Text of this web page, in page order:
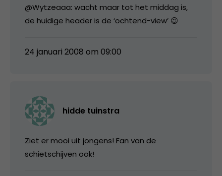
@Wytzeaaa: wacht maar tot het middag is,
de huidige header is de ‘ochtend-view’ 😉
24 januari 2008 om 09:00
hidde tuinstra
Ziet er mooi uit jongens! Fan van de
schietschijven ook!